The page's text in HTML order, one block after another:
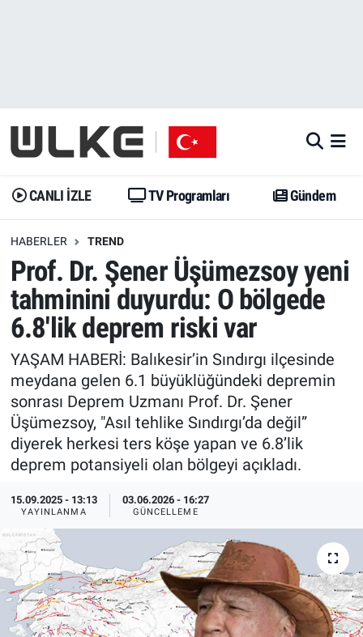
CANLI İZLE TV Programları Gündem
HABERLER TREND
Prof. Dr. Şener Üşümezsoy yeni
tahminini duyurdu: O bölgede
6.8'lik deprem riski var
YAŞAM HABERİ: Balıkesir’in Sındırgı ilçesinde
meydana gelen 6.1 büyüklüğündeki depremin
sonrası Deprem Uzmanı Prof. Dr. Şener
Üşümezsoy, "Asıl tehlike Sındırgı’da değil”
diyerek herkesi ters köşe yapan ve 6.8’lik
deprem potansiyeli olan bölgeyi açıkladı.
15.09.2025 - 13:13
YAYINLANMA
03.06.2026 - 16:27
GÜNCELLEME
Gündem
Dünya
Erişim Bilgileri
Ekonomi
Trend
Özel Haberler
Yazarlar
Gündem
Trend
Erişim Bilgileri
Spor
Ekonomi
Dünya
Medya
Özel Haberler
Kadın
Erişim Bilgileri
Sağlık
İstanbul Namaz Vakitleri
Trafik Durumu
Erişim Bilgileri
Tüm Manşetler
Son Dakika Haberleri
Haber Arşivi